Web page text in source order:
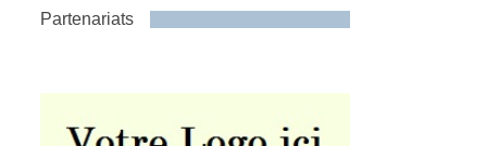
Partenariats